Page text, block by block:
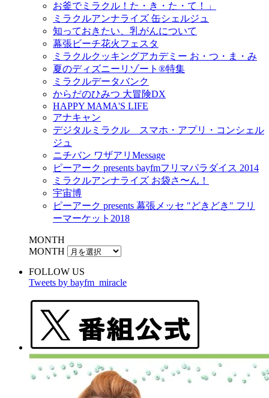
お釜でミラクル！た・き・た・て！」
ミラクルアンナライズ 缶シェルジュ
知っておきたい、乳がんについて
幕張ビーチ花火フェスタ
ミラクルクッキングアカデミー お・つ・ま・み
夏のディズニーリゾート®特集
ミラクルデータバンク
からだのひみつ 大冒険DX
HAPPY MAMA'S LIFE
アナキャン
デジタルミラクル スマホ・アプリ・コンシェル
ジュ
ニチバン ワザアリMessage
ピーアーク presents bayfmフリマパラダイス 2014
ミラクルアンナライズ お袋さ〜ん！
宇宙博
ピーアーク presents 幕張メッセ "どきどき" フリ
ーマーケット2018
MONTH
MONTH
FOLLOW US
Tweets by bayfm_miracle